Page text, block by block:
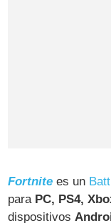
Fortnite es un
para PC, PS4,
dispositivos